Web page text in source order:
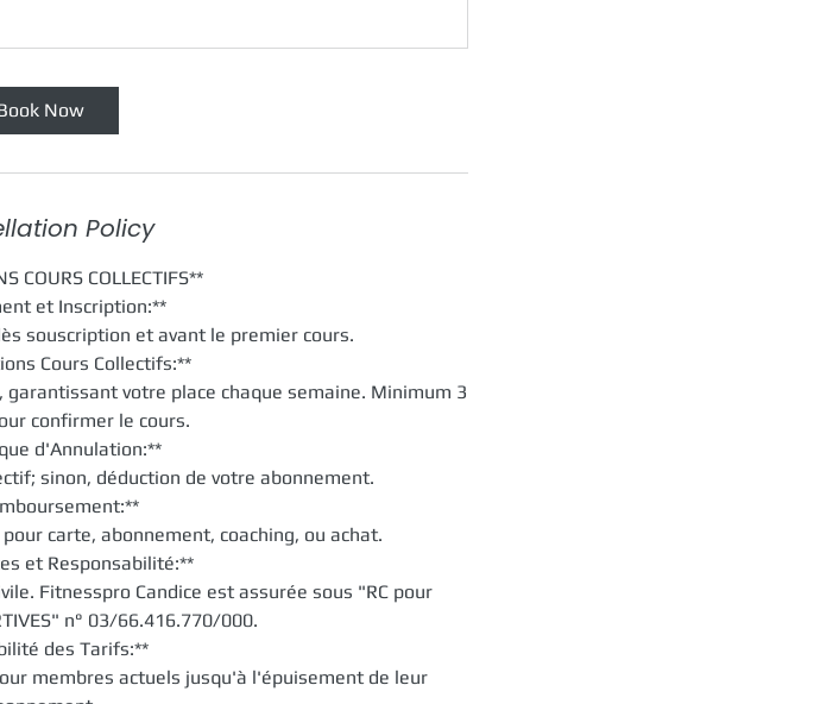
Now
Policy
COURS COLLECTIFS**
et Inscription:**
souscription et avant le premier cours.
Cours Collectifs:**
votre place chaque semaine. Minimum 3
confirmer le cours.
d'Annulation:**
sinon, déduction de votre abonnement.
carte, abonnement, coaching, ou achat.
et Responsabilité:**
Fitnesspro Candice est assurée sous "RC pour
n° 03/66.416.770/000.
des Tarifs:**
membres actuels jusqu'à l'épuisement de leur